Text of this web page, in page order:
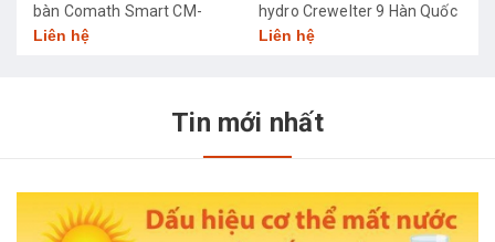
bàn Comath Smart CM-
3668
Liên hệ
hydro Crewelter 9 Hàn Quốc
Liên hệ
Tin mới nhất